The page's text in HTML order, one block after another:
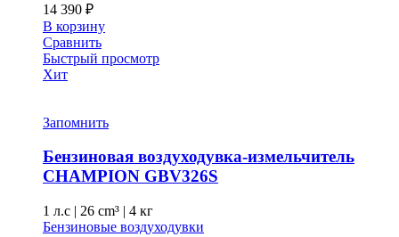
14 390 ₽
В корзину
Сравнить
Быстрый просмотр
Хит
Запомнить
Бензиновая воздуходувка-измельчитель
CHAMPION GВV326S
1 л.с | 26 cm³ | 4 кг
Бензиновые воздуходувки